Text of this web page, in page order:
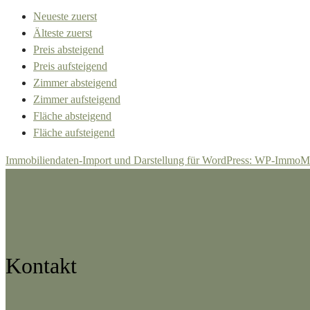
Neueste zuerst
Älteste zuerst
Preis absteigend
Preis aufsteigend
Zimmer absteigend
Zimmer aufsteigend
Fläche absteigend
Fläche aufsteigend
Immobiliendaten-Import und Darstellung für WordPress: WP-
Kontakt